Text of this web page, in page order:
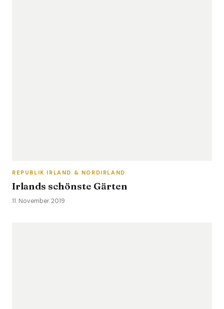
REPUBLIK IRLAND & NORDIRLAND
Irlands schönste Gärten
11. November 2019